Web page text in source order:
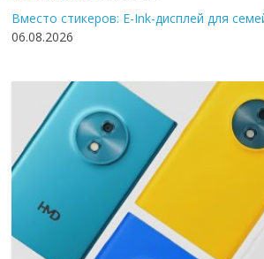
Вместо стикеров: E-Ink-дисплей для
06.08.2026